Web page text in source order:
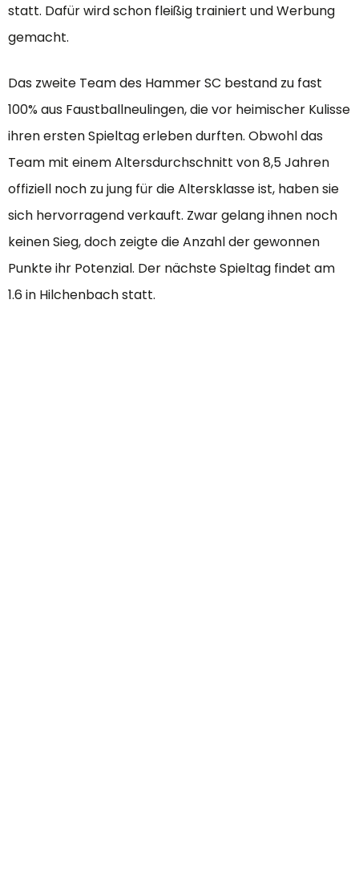
statt. Dafür wird schon fleißig trainiert und Werbung
gemacht.
Das zweite Team des Hammer SC bestand zu fast
100% aus Faustballneulingen, die vor heimischer Kulisse
ihren ersten Spieltag erleben durften. Obwohl das
Team mit einem Altersdurchschnitt von 8,5 Jahren
offiziell noch zu jung für die Altersklasse ist, haben sie
sich hervorragend verkauft. Zwar gelang ihnen noch
keinen Sieg, doch zeigte die Anzahl der gewonnen
Punkte ihr Potenzial. Der nächste Spieltag findet am
1.6 in Hilchenbach statt.